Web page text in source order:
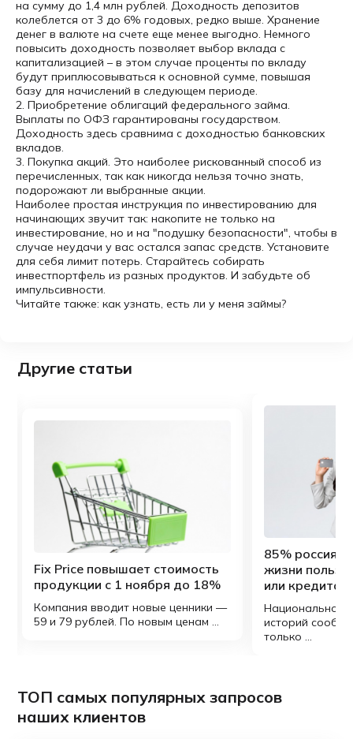
на сумму до 1,4 млн рублей. Доходность депозитов
колеблется от 3 до 6% годовых, редко выше. Хранение
денег в валюте на счете еще менее выгодно. Немного
повысить доходность позволяет выбор вклада с
капитализацией – в этом случае проценты по вкладу
будут приплюсовываться к основной сумме, повышая
базу для начислений в следующем периоде.
2. Приобретение облигаций федерального займа.
Выплаты по ОФЗ гарантированы государством.
Доходность здесь сравнима с доходностью банковских
вкладов.
3. Покупка акций. Это наиболее рискованный способ из
перечисленных, так как никогда нельзя точно знать,
подорожают ли выбранные акции.
Наиболее простая инструкция по инвестированию для
начинающих звучит так: накопите не только на
инвестирование, но и на "подушку безопасности", чтобы в
случае неудачи у вас остался запас средств. Установите
для себя лимит потерь. Старайтесь собирать
инвестпортфель из разных продуктов. И забудьте об
импульсивности.
Читайте также: как узнать, есть ли у меня займы?
Другие статьи
Fix Price повышает стоимость
продукции с 1 ноября до 18%
Компания вводит новые ценники —
59 и 79 рублей. По новым ценам ...
85% россиян
жизни
или
Национальное
историй
только ...
ТОП самых популярных запросов
наших клиентов